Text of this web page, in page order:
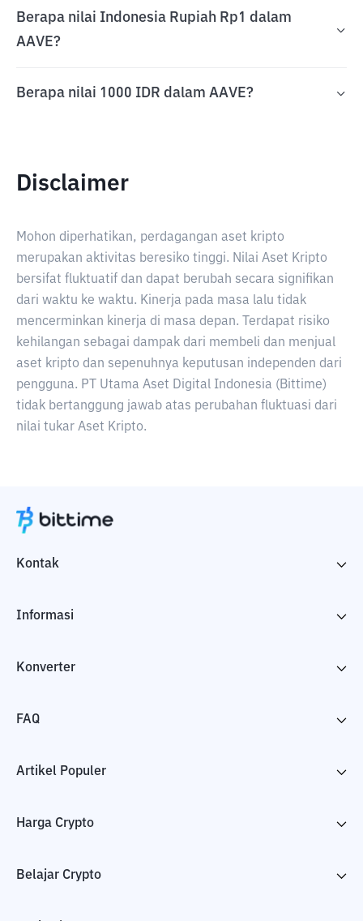
Berapa nilai Indonesia Rupiah Rp1 dalam
AAVE?
Berapa nilai 1000 IDR dalam AAVE?
Disclaimer
Mohon diperhatikan, perdagangan aset kripto
merupakan aktivitas beresiko tinggi. Nilai Aset Kripto
bersifat fluktuatif dan dapat berubah secara signifikan
dari waktu ke waktu. Kinerja pada masa lalu tidak
mencerminkan kinerja di masa depan. Terdapat risiko
kehilangan sebagai dampak dari membeli dan menjual
aset kripto dan sepenuhnya keputusan independen dari
pengguna. PT Utama Aset Digital Indonesia (Bittime)
tidak bertanggung jawab atas perubahan fluktuasi dari
nilai tukar Aset Kripto.
Kontak
Informasi
Konverter
FAQ
Artikel Populer
Harga Crypto
Belajar Crypto